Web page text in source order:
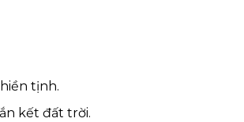
tịnh.
kết đất trời.